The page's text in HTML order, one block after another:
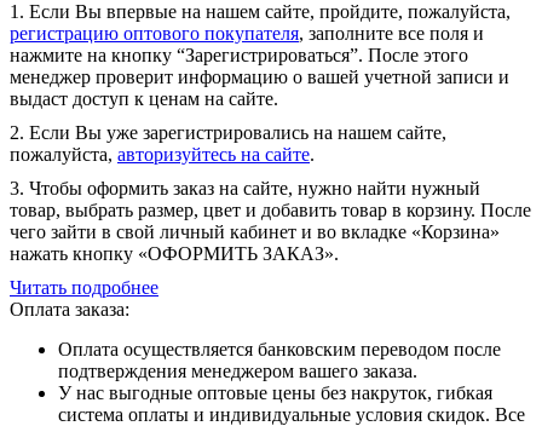
1. Если Вы впервые на нашем сайте, пройдите, пожалуйста,
регистрацию оптового покупателя, заполните все поля и
нажмите на кнопку “Зарегистрироваться”. После этого
менеджер проверит информацию о вашей учетной записи и
выдаст доступ к ценам на сайте.
2. Если Вы уже зарегистрировались на нашем сайте,
пожалуйста, авторизуйтесь на сайте.
3. Чтобы оформить заказ на сайте, нужно найти нужный
товар, выбрать размер, цвет и добавить товар в корзину. После
чего зайти в свой личный кабинет и во вкладке «Корзина»
нажать кнопку «ОФОРМИТЬ ЗАКАЗ».
Читать подробнее
Оплата заказа:
Оплата осуществляется банковским переводом после
подтверждения менеджером вашего заказа.
У нас выгодные оптовые цены без накруток, гибкая
система оплаты и индивидуальные условия скидок. Все